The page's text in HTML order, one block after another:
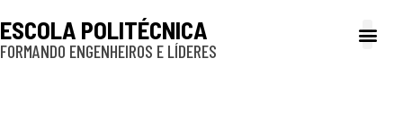
ESCOLA POLITÉCNICA
FORMANDO ENGENHEIROS E LÍDERES